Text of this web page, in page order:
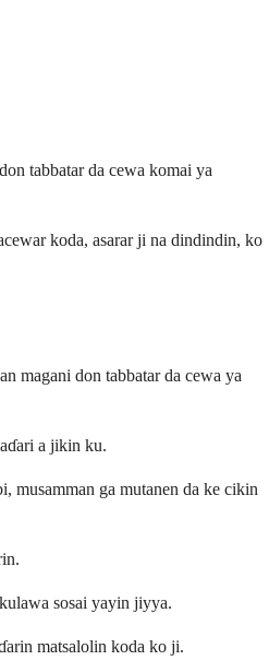
tabbatar da cewa komai ya
koda, asarar ji na dindindin, ko
magani don tabbatar da cewa ya
a jikin ku.
musamman ga mutanen da ke cikin
sosai yayin jiyya.
matsalolin koda ko ji.